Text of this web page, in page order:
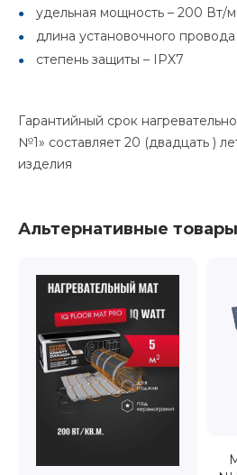
удельная мощность – 200 Вт/м;
длина установочного провода
степень защиты – IPX7
Гарантийный срок
№1» составляет 20 (двадцать )
изделия
Альтернативные товары